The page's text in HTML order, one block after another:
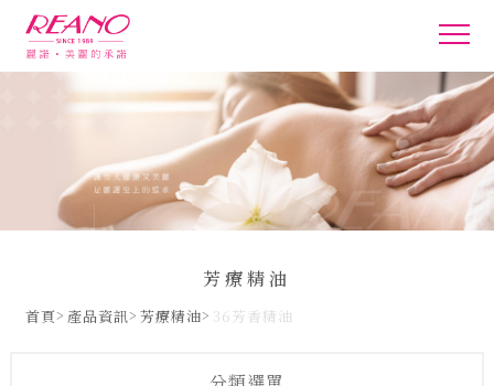
芳療精油
首頁 產品資訊 芳療精油 36芳香精油